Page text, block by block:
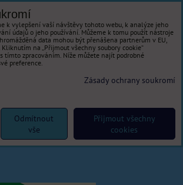
k vylepšení vaší návštěvy tohoto webu, k analýze jeho
údajů o jeho používání. Můžeme k tomu použít nástroje
data mohou být přenášena partnerům v EU,
na „Přijmout všechny soubory cookie“
tímto zpracováním. Níže můžete najít podrobné
preference.
Zásady ochrany soukromí
Přijmout všechny
cookies
Odmítnout
vše